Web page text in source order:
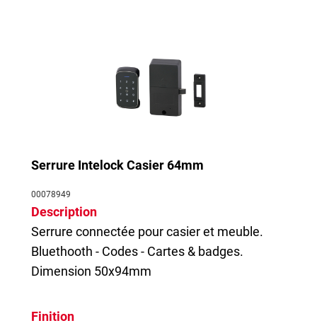
Serrure Intelock Casier 64mm
00078949
Description
Serrure connectée pour casier et meuble.
Bluethooth - Codes - Cartes & badges.
Dimension 50x94mm
Finition